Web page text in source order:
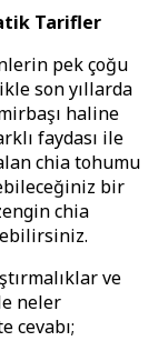
Tarifler
pek çoğu
son yıllarda
haline
faydası ile
chia tohumu
bir
chia
ve
neler
cevabı;